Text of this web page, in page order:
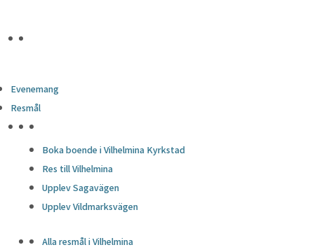
Evenemang
Resmål
Boka boende i Vilhelmina Kyrkstad
Res till Vilhelmina
Upplev Sagavägen
Upplev Vildmarksvägen
Alla resmål i Vilhelmina